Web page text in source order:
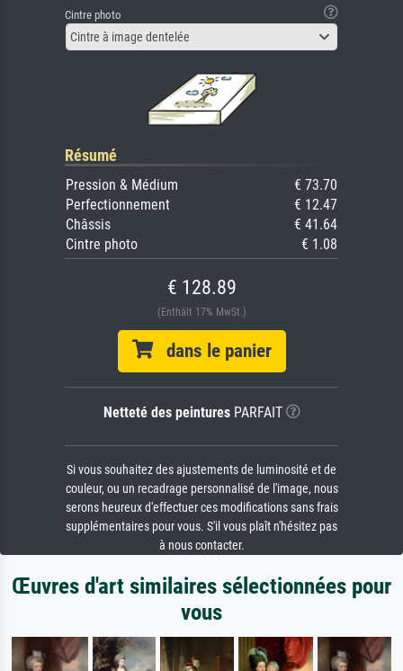
Cintre photo
Cintre à image dentelée
Résumé
Pression & Médium
€ 73.70
Perfectionnement
€ 12.47
Châssis
€ 41.64
Cintre photo
€ 1.08
€ 128.89
(Enthält 17% MwSt.)
dans le panier
Netteté des peinturesPARFAIT
Si vous souhaitez des ajustements de luminosité et de
couleur, ou un recadrage personnalisé de l'image, nous
serons heureux d'effectuer ces modifications sans frais
supplémentaires pour vous. S'il vous plaît n'hésitez pas
à nous contacter.
Œuvres d'art similaires sélectionnées pour
vous